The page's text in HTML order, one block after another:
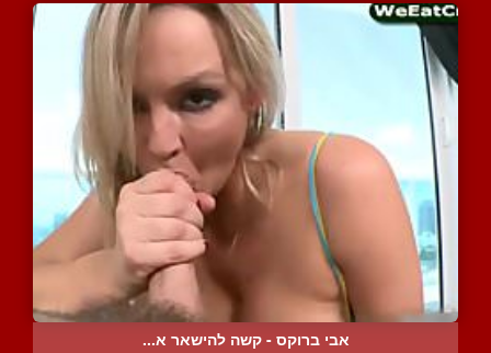
אבי ברוקס - קשה להישאר א...